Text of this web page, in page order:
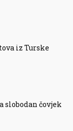
iz Turske
slobodan čovjek